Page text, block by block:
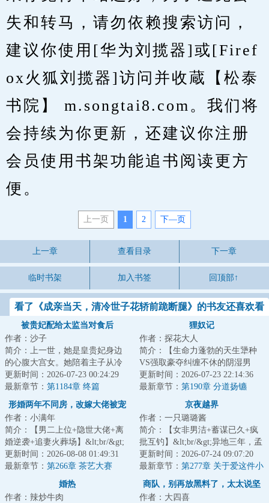
失和转马，请勿依赖搜索访问，
建议你使用[华为刘揽器]或[Firef
ox火狐刘揽器]访问并收蔵【松泰
书院】 m.songtai8.com。我们将
会持续为你更新，还建议你注册
会员使用书架功能追书阅读更方
便。
上一页 1 2 下—页
上一章 查看目录 下一章
临时书架 加入书签 回顶部↑
看了《成亲当天，清冷世子花轿前跪断腿》的书友还喜欢看
被贵妃配给太监当对食后
作者：沙子
简介：上一世，她是皇贵妃身边
的心腹大宫女。她陪着主子从冷
宫里的罪妇温答应，步步筹谋，
饱受磋磨，终于...
更新时间：2026-07-23 00:24:29
最新章节： 第1184章 终篇
狸奴记
作者：探花大人
简介：【生命力蓬勃的天生犟种
VS强取豪夺纠缠不休的阴湿男
鬼】&lt;br/&gt;“公子怎么不去做
王呢？”&lt;b...
更新时间：2026-07-23 22:14:36
最新章节： 第190章 分道扬镳
形婚两年不同房，改嫁大佬被宠
作者：小满年
简介：【男二上位+隐世大佬+离
婚逆袭+追妻火葬场】&lt;br/&gt;
被冷落了两年，江莱从主卧床下
摸出一颗女士...
更新时间：2026-08-08 01:49:31
最新章节： 第266章 茶艺大赛
京夜越界
作者：一只璐璐酱
简介：【女非男洁+蓄谋已久+疯
批互钓】&lt;br/&gt;异地三年，孟
安甯从一封匿名邮件里知道老公
出轨了。&lt...
更新时间：2026-07-24 09:07:20
最新章节： 第277章 关于爱这件小
事（完）
婚热
作者：辣炒牛肉
商队，别再放黑料了，太太说坚
决不复婚
作者：大四喜